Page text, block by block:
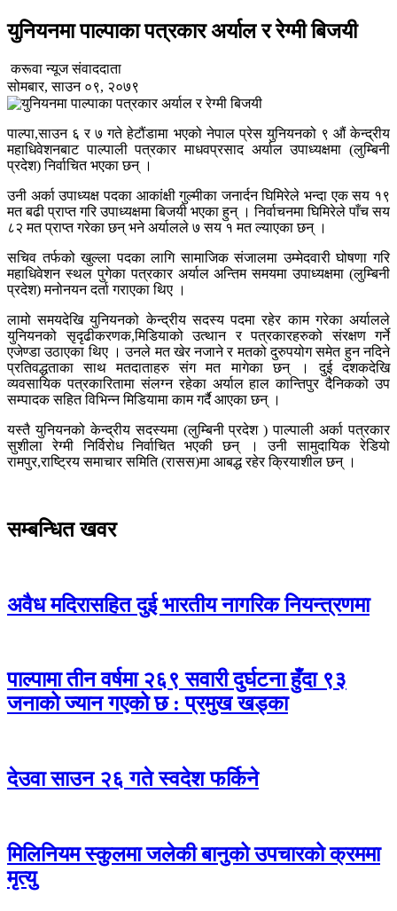
युनियनमा पाल्पाका पत्रकार अर्याल र रेग्मी बिजयी
करूवा न्यूज संवाददाता
सोमबार, साउन ०९, २०७९
पाल्पा,साउन ६ र ७ गते हेटौंडामा भएको नेपाल प्रेस युनियनको ९ औं केन्द्रीय
महाधिवेशनबाट पाल्पाली पत्रकार माधवप्रसाद अर्याल उपाध्यक्षमा (लुम्बिनी
प्रदेश) निर्वाचित भएका छन् ।
उनी अर्का उपाध्यक्ष पदका आकांक्षी गुल्मीका जनार्दन घिमिरेले भन्दा एक सय १९
मत बढी प्राप्त गरि उपाध्यक्षमा बिजयी भएका हुन् । निर्वाचनमा घिमिरेले पाँच सय
८२ मत प्राप्त गरेका छन् भने अर्यालले ७ सय १ मत ल्याएका छन् ।
सचिव तर्फको खुल्ला पदका लागि सामाजिक संजालमा उम्मेदवारी घोषणा गरि
महाधिवेशन स्थल पुगेका पत्रकार अर्याल अन्तिम समयमा उपाध्यक्षमा (लुम्बिनी
प्रदेश) मनोनयन दर्ता गराएका थिए ।
लामो समयदेखि युनियनको केन्द्रीय सदस्य पदमा रहेर काम गरेका अर्यालले
युनियनको सृदृढीकरणक,मिडियाको उत्थान र पत्रकारहरुको संरक्षण गर्ने
एजेण्डा उठाएका थिए । उनले मत खेर नजाने र मतको दुरुपयोग समेत हुन नदिने
प्रतिवद्धताका साथ मतदाताहरु संग मत मागेका छन् । दुई दशकदेखि
व्यवसायिक पत्रकारितामा संलग्न रहेका अर्याल हाल कान्तिपुर दैनिकको उप
सम्पादक सहित विभिन्न मिडियामा काम गर्दै आएका छन् ।
यस्तै युनियनको केन्द्रीय सदस्यमा (लुम्बिनी प्रदेश ) पाल्पाली अर्का पत्रकार
सुशीला रेग्मी निर्विरोध निर्वाचित भएकी छन् । उनी सामुदायिक रेडियो
रामपुर,राष्ट्रिय समाचार समिति (रासस)मा आबद्ध रहेर क्रियाशील छन् ।
सम्बन्धित खवर
अवैध मदिरासहित दुई भारतीय नागरिक नियन्त्रणमा
पाल्पामा तीन वर्षमा २६९ सवारी दुर्घटना हुँदा ९३
जनाको ज्यान गएको छ : प्रमुख खड्का
देउवा साउन २६ गते स्वदेश फर्किने
मिलिनियम स्कुलमा जलेकी बानुको उपचारको क्रममा
मृत्यु